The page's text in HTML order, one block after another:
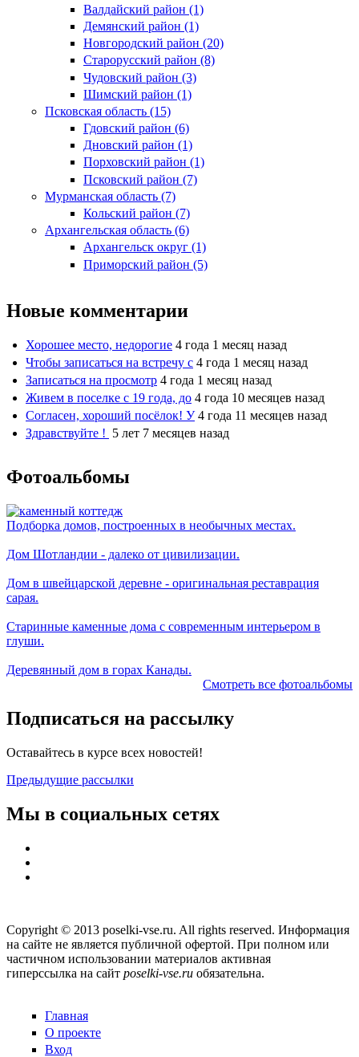
Валдайский район (1)
Демянский район (1)
Новгородский район (20)
Старорусский район (8)
Чудовский район (3)
Шимский район (1)
Псковская область (15)
Гдовский район (6)
Дновский район (1)
Порховский район (1)
Псковский район (7)
Мурманская область (7)
Кольский район (7)
Архангельская область (6)
Архангельск округ (1)
Приморский район (5)
Новые комментарии
Хорошее место, недорогие 4 года 1 месяц назад
Чтобы записаться на встречу с 4 года 1 месяц назад
Записаться на просмотр 4 года 1 месяц назад
Живем в поселке с 19 года, до 4 года 10 месяцев назад
Согласен, хороший посёлок! У 4 года 11 месяцев назад
Здравствуйте ! 5 лет 7 месяцев назад
Фотоальбомы
Подборка домов, построенных в необычных местах.
Дом Шотландии - далеко от цивилизации.
Дом в швейцарской деревне - оригинальная реставрация
сарая.
Старинные каменные дома с современным интерьером в
глуши.
Деревянный дом в горах Канады.
Смотреть все фотоальбомы
Подписаться на рассылку
Оставайтесь в курсе всех новостей!
Предыдущие рассылки
Мы в социальных сетях
Copyright © 2013 poselki-vse.ru. All rights reserved. Информация
на сайте не является публичной офертой. При полном или
частичном использовании материалов активная
гиперссылка на сайт poselki-vse.ru​ обязательна.
Главная
О проекте
Вход